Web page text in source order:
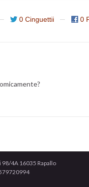
0 Cinguettii 0
98/4A 16035 Rapallo